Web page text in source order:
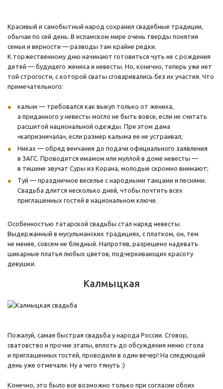
Красивый и самобытный народ сохранил свадебные традиции,
обычаи по сей день. В исламском мире очень тверды понятия
семьи и верности — разводы там крайне редки.
К торжественному дню начинают готовиться чуть не с рождения
детей — будущего жениха и невесты. Но, конечно, теперь уже нет
той строгости, с которой сваты сговаривались без их участия. Что
примечательного:
калым — требовался как выкуп только от жениха,
а приданного у невесты могло не быть вовсе, если не считать
расшитой национальной одежды. При этом дама
«капризничала», если размер калыма ее не устраивал;
Никах — обряд венчания до подачи официального заявления
в ЗАГС. Проводится имамом или муллой в доме невесты —
в тишине звучат Суры из Корана, молодые скромно внимают;
Туй — праздничное веселье с народными танцами и песнями.
Свадьба длится несколько дней, чтобы почтить всех
приглашенных гостей в национальном ключе.
Особенностью татарской свадьбы стал наряд невесты.
Выдержанный в мусульманских традициях, с платком, он, тем
не менее, совсем не бледный. Напротив, разрешено надевать
шикарные платья любых цветов, подчеркивающих красоту
девушки.
Калмыцкая
Пожалуй, самая быстрая свадьба у народа России. Сговор,
сватовство и прочие этапы, вплоть до обсуждения меню стола
и приглашенных гостей, проводили в один вечер! На следующий
день уже отмечали. Ну а чего тянуть :)
Конечно, это было все возможно только при согласии обоих